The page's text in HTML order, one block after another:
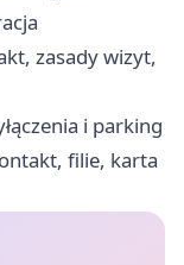
zasady wizyt,
i parking
filie, karta